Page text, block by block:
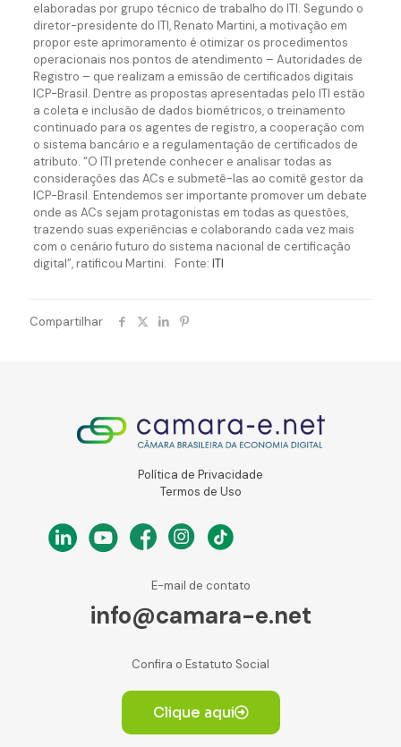
elaboradas por grupo técnico de trabalho do ITI. Segundo o
diretor-presidente do ITI, Renato Martini, a motivação em
propor este aprimoramento é otimizar os procedimentos
operacionais nos pontos de atendimento – Autoridades de
Registro – que realizam a emissão de certificados digitais
ICP-Brasil. Dentre as propostas apresentadas pelo ITI estão
a coleta e inclusão de dados biométricos, o treinamento
continuado para os agentes de registro, a cooperação com
o sistema bancário e a regulamentação de certificados de
atributo. “O ITI pretende conhecer e analisar todas as
considerações das ACs e submetê-las ao comitê gestor da
ICP-Brasil. Entendemos ser importante promover um debate
onde as ACs sejam protagonistas em todas as questões,
trazendo suas experiências e colaborando cada vez mais
com o cenário futuro do sistema nacional de certificação
digital”, ratificou Martini. Fonte: ITI
Compartilhar
Política de Privacidade
Termos de Uso
E-mail de contato
info@camara-e.net
Confira o Estatuto Social
Clique aqui